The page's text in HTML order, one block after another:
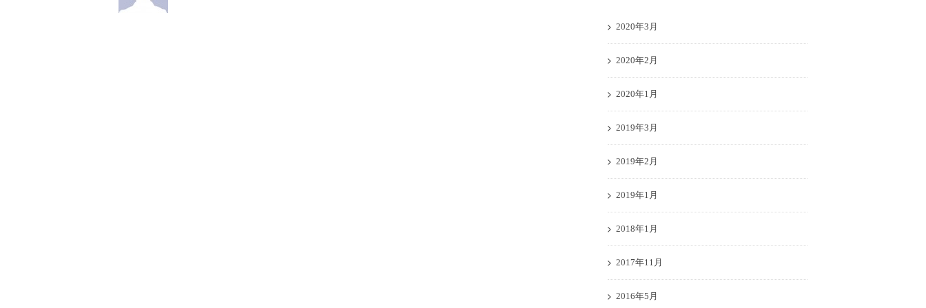
2020年3月
2020年2月
2020年1月
2019年3月
2019年2月
2019年1月
2018年1月
2017年11月
2016年5月